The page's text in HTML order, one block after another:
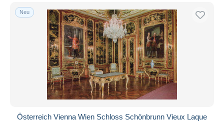
Neu
Österreich Vienna Wien Schloss Schönbrunn Vieux Laque